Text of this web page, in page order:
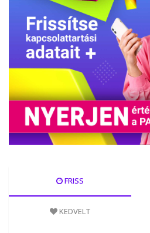
FRISS
KEDVELT